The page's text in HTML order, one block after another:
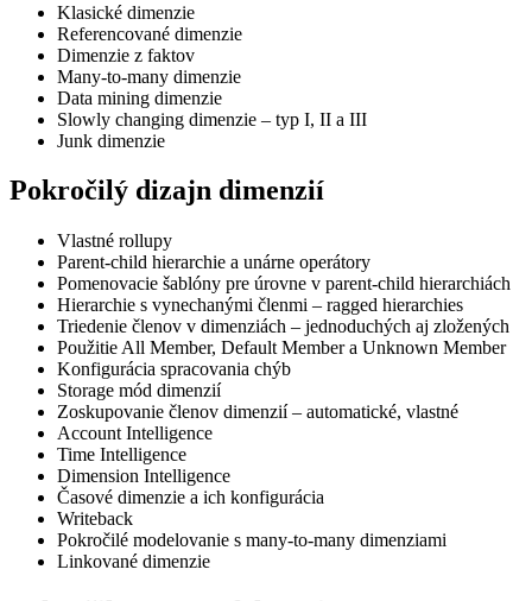
Klasické dimenzie
Referencované dimenzie
Dimenzie z faktov
Many-to-many dimenzie
Data mining dimenzie
Slowly changing dimenzie – typ I, II a III
Junk dimenzie
Pokročilý dizajn dimenzií
Vlastné rollupy
Parent-child hierarchie a unárne operátory
Pomenovacie šablóny pre úrovne v parent-child hierarchiách
Hierarchie s vynechanými členmi – ragged hierarchies
Triedenie členov v dimenziách – jednoduchých aj zložených
Použitie All Member, Default Member a Unknown Member
Konfigurácia spracovania chýb
Storage mód dimenzií
Zoskupovanie členov dimenzií – automatické, vlastné
Account Intelligence
Time Intelligence
Dimension Intelligence
Časové dimenzie a ich konfigurácia
Writeback
Pokročilé modelovanie s many-to-many dimenziami
Linkované dimenzie